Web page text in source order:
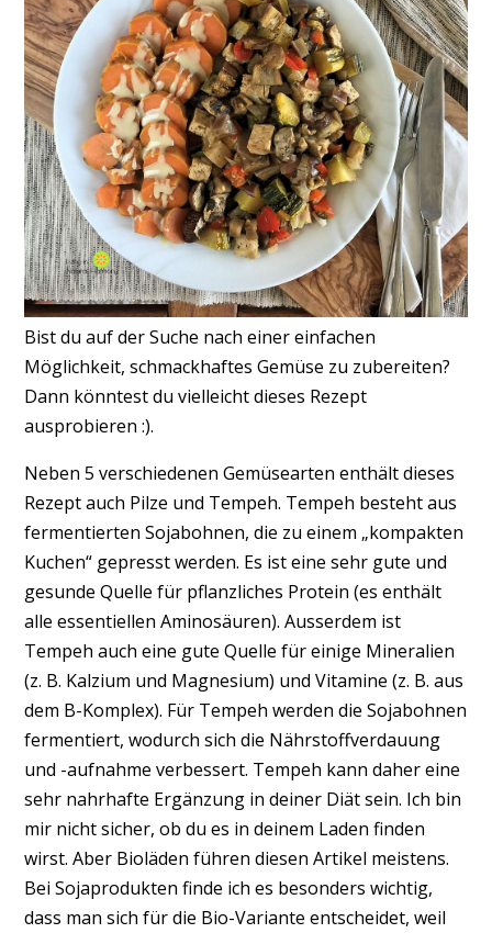
Bist du auf der Suche nach einer einfachen
Möglichkeit, schmackhaftes Gemüse zu zubereiten?
Dann könntest du vielleicht dieses Rezept
ausprobieren :).
Neben 5 verschiedenen Gemüsearten enthält dieses
Rezept auch Pilze und Tempeh. Tempeh besteht aus
fermentierten Sojabohnen, die zu einem „kompakten
Kuchen“ gepresst werden. Es ist eine sehr gute und
gesunde Quelle für pflanzliches Protein (es enthält
alle essentiellen Aminosäuren). Ausserdem ist
Tempeh auch eine gute Quelle für einige Mineralien
(z. B. Kalzium und Magnesium) und Vitamine (z. B. aus
dem B-Komplex). Für Tempeh werden die Sojabohnen
fermentiert, wodurch sich die Nährstoffverdauung
und -aufnahme verbessert. Tempeh kann daher eine
sehr nahrhafte Ergänzung in deiner Diät sein. Ich bin
mir nicht sicher, ob du es in deinem Laden finden
wirst. Aber Bioläden führen diesen Artikel meistens.
Bei Sojaprodukten finde ich es besonders wichtig,
dass man sich für die Bio-Variante entscheidet, weil